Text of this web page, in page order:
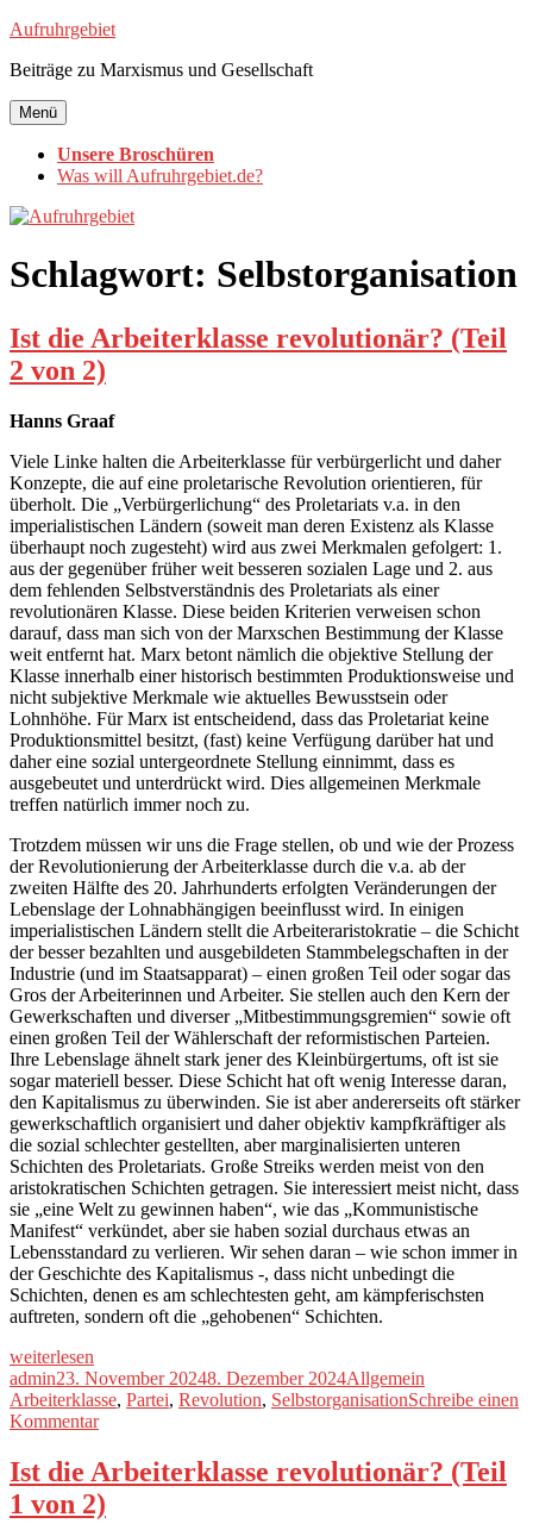
Zum
springen
Aufruhrgebiet
Beiträge zu Marxismus und Gesellschaft
Menü
Unsere Broschüren
Was will Aufruhrgebiet.de?
Schlagwort: Selbstorganisation
Ist die Arbeiterklasse revolutionär? (Teil
2 von 2)
Hanns Graaf
Viele Linke halten die Arbeiterklasse für verbürgerlicht und daher
Konzepte, die auf eine proletarische Revolution orientieren, für
überholt. Die „Verbürgerlichung“ des Proletariats v.a. in den
imperialistischen Ländern (soweit man deren Existenz als Klasse
überhaupt noch zugesteht) wird aus zwei Merkmalen gefolgert: 1.
aus der gegenüber früher weit besseren sozialen Lage und 2. aus
dem fehlenden Selbstverständnis des Proletariats als einer
revolutionären Klasse. Diese beiden Kriterien verweisen schon
darauf, dass man sich von der Marxschen Bestimmung der Klasse
weit entfernt hat. Marx betont nämlich die objektive Stellung der
Klasse innerhalb einer historisch bestimmten Produktionsweise und
nicht subjektive Merkmale wie aktuelles Bewusstsein oder
Lohnhöhe. Für Marx ist entscheidend, dass das Proletariat keine
Produktionsmittel besitzt, (fast) keine Verfügung darüber hat und
daher eine sozial untergeordnete Stellung einnimmt, dass es
ausgebeutet und unterdrückt wird. Dies allgemeinen Merkmale
treffen natürlich immer noch zu.
Trotzdem müssen wir uns die Frage stellen, ob und wie der Prozess
der Revolutionierung der Arbeiterklasse durch die v.a. ab der
zweiten Hälfte des 20. Jahrhunderts erfolgten Veränderungen der
Lebenslage der Lohnabhängigen beeinflusst wird. In einigen
imperialistischen Ländern stellt die Arbeiteraristokratie – die Schicht
der besser bezahlten und ausgebildeten Stammbelegschaften in der
Industrie (und im Staatsapparat) – einen großen Teil oder sogar das
Gros der Arbeiterinnen und Arbeiter. Sie stellen auch den Kern der
Gewerkschaften und diverser „Mitbestimmungsgremien“ sowie oft
einen großen Teil der Wählerschaft der reformistischen Parteien.
Ihre Lebenslage ähnelt stark jener des Kleinbürgertums, oft ist sie
sogar materiell besser. Diese Schicht hat oft wenig Interesse daran,
den Kapitalismus zu überwinden. Sie ist aber andererseits oft stärker
gewerkschaftlich organisiert und daher objektiv kampfkräftiger als
die sozial schlechter gestellten, aber marginalisierten unteren
Schichten des Proletariats. Große Streiks werden meist von den
aristokratischen Schichten getragen. Sie interessiert meist nicht, dass
sie „eine Welt zu gewinnen haben“, wie das „Kommunistische
Manifest“ verkündet, aber sie haben sozial durchaus etwas an
Lebensstandard zu verlieren. Wir sehen daran – wie schon immer in
der Geschichte des Kapitalismus -, dass nicht unbedingt die
Schichten, denen es am schlechtesten geht, am kämpferischsten
auftreten, sondern oft die „gehobenen“ Schichten.
„Ist
die
Arbeiterklasse
revolutionär?
2
von
2)“
weiterlesen
Autor
adminVeröffentlicht
am
23. November 20248. Dezember 2024Kategorien
Allgemein
Arbeiterklasse, Partei, Revolution, SelbstorganisationSchreibe einen
Kommentarzu
die
Arbeiterklasse
revolutionär?
Ist die Arbeiterklasse revolutionär? (Teil
1 von 2)